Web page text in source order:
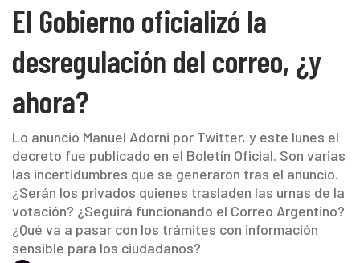
El Gobierno oficializó la
desregulación del correo, ¿y
ahora?
Lo anunció Manuel Adorni por Twitter, y este lunes el
decreto fue publicado en el Boletín Oficial. Son varias
las incertidumbres que se generaron tras el anuncio.
¿Serán los privados quienes trasladen las urnas de la
votación? ¿Seguirá funcionando el Correo Argentino?
¿Qué va a pasar con los trámites con información
sensible para los ciudadanos?